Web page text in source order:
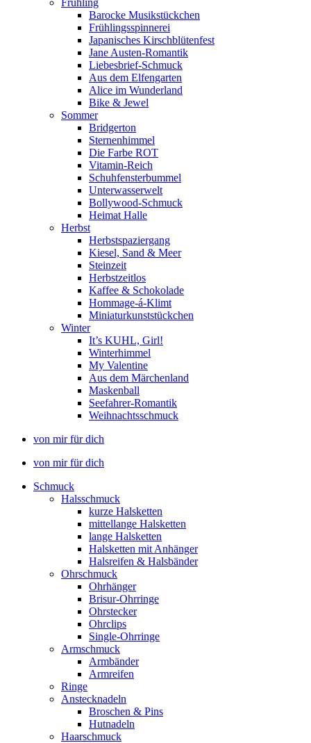
Frühling
Barocke Musikstückchen
Frühlingsspinnerei
Japanisches Kirschblütenfest
Jane Austen-Romantik
Liebesbrief-Schmuck
Aus dem Elfengarten
Alice im Wunderland
Bike & Jewel
Sommer
Bridgerton
Sternenhimmel
Die Farbe ROT
Vitamin-Reich
Schuhfensterbummel
Unterwasserwelt
Bollywood-Schmuck
Heimat Halle
Herbst
Herbstspaziergang
Kiesel, Sand & Meer
Steinzeit
Herbstzeitlos
Kaffee & Schokolade
Hommage-á-Klimt
Miniaturkunststückchen
Winter
It’s KUHL, Girl!
Winterhimmel
My Valentine
Aus dem Märchenland
Maskenball
Seefahrer-Romantik
Weihnachtsschmuck
von mir für dich
von mir für dich
Schmuck
Halsschmuck
kurze Halsketten
mittellange Halsketten
lange Halsketten
Halsketten mit Anhänger
Halsreifen & Halsbänder
Ohrschmuck
Ohrhänger
Brisur-Ohrringe
Ohrstecker
Ohrclips
Single-Ohrringe
Armschmuck
Armbänder
Armreifen
Ringe
Anstecknadeln
Broschen & Pins
Hutnadeln
Haarschmuck